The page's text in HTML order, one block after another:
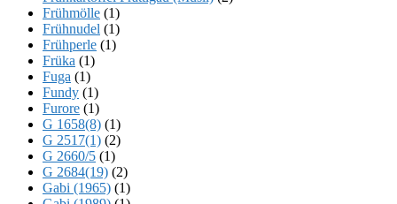
Frühmölle (1)
Frühnudel (1)
Frühperle (1)
Früka (1)
Fuga (1)
Fundy (1)
Furore (1)
G 1658(8) (1)
G 2517(1) (2)
G 2660/5 (1)
G 2684(19) (2)
Gabi (1965) (1)